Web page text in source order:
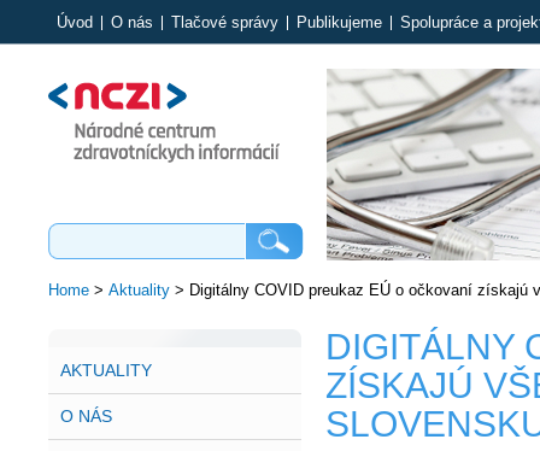
Úvod O nás Tlačové správy Publikujeme Spolupráce a
Home> Aktuality> Digitálny COVID preukaz EÚ o očkovaní získajú
AKTUALITY
O NÁS
DIGITÁLNY
ZÍSKAJÚ